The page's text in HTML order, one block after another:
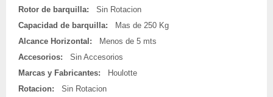
Rotor de barquilla:
Sin Rotacion
Capacidad de barquilla:
Mas de 250 Kg
Alcance Horizontal:
Menos de 5 mts
Accesorios:
Sin Accesorios
Marcas y Fabricantes:
Houlotte
Rotacion:
Sin Rotacion